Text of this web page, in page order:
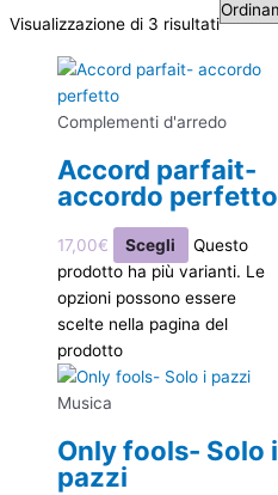
Visualizzazione di 3 risultati
Complementi d'arredo
Accord parfait-
accordo perfetto
17,00€ Scegli
Questo
prodotto ha più varianti. Le
opzioni possono essere
scelte nella pagina del
prodotto
Musica
Only fools- Solo i
pazzi